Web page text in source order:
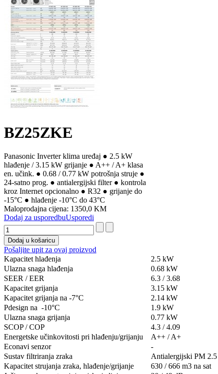
BZ25ZKE
Panasonic Inverter klima uređaj ● 2.5 kW
hlađenje / 3.15 kW grijanje ● A++ / A+ klasa
en. učink. ● 0.68 / 0.77 kW potrošnja struje ●
24-satno prog. ● antialergijski filter ● kontrola
kroz Internet opcionalno ● R32 ● grijanje do
-15°C ● hlađenje -10°C do 43°C
Maloprodajna cijena: 1350,0 KM
Dodaj za usporedbuUsporedi
Pošaljite upit za ovaj proizvod
Kapacitet hlađenja
2.5 kW
Ulazna snaga hlađenja
0.68 kW
SEER / EER
6.3 / 3.68
Kapacitet grijanja
3.15 kW
Kapacitet grijanja na -7°C
2.14 kW
Pdesign na -10°C
1.9 kW
Ulazna snaga grijanja
0.77 kW
SCOP / COP
4.3 / 4.09
Energetske učinkovitosti pri hlađenju/grijanju
A++ / A+
Econavi senzor
-
Sustav filtriranja zraka
Antialergijski PM
Kapacitet strujanja zraka, hlađenje/grijanje
630 / 666 m3 na sat